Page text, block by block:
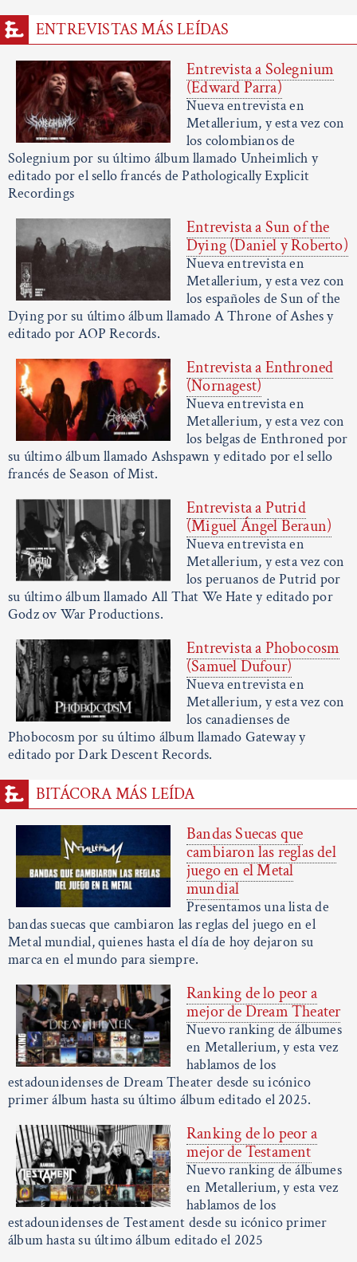
ENTREVISTAS MÁS LEÍDAS
Entrevista a Solegnium
(Edward Parra)
Nueva entrevista en
Metallerium, y esta vez con
los colombianos de
Solegnium por su último álbum llamado Unheimlich y
editado por el sello francés de Pathologically Explicit
Recordings
Entrevista a Sun of the
Dying (Daniel y Roberto)
Nueva entrevista en
Metallerium, y esta vez con
los españoles de Sun of the
Dying por su último álbum llamado A Throne of Ashes y
editado por AOP Records.
Entrevista a Enthroned
(Nornagest)
Nueva entrevista en
Metallerium, y esta vez con
los belgas de Enthroned por
su último álbum llamado Ashspawn y editado por el sello
francés de Season of Mist.
Entrevista a Putrid
(Miguel Ángel Beraun)
Nueva entrevista en
Metallerium, y esta vez con
los peruanos de Putrid por
su último álbum llamado All That We Hate y editado por
Godz ov War Productions.
Entrevista a Phobocosm
(Samuel Dufour)
Nueva entrevista en
Metallerium, y esta vez con
los canadienses de
Phobocosm por su último álbum llamado Gateway y
editado por Dark Descent Records.
BITÁCORA MÁS LEÍDA
Bandas Suecas que
cambiaron las reglas del
juego en el Metal
mundial
Presentamos una lista de
bandas suecas que cambiaron las reglas del juego en el
Metal mundial, quienes hasta el día de hoy dejaron su
marca en el mundo para siempre.
Ranking de lo peor a
mejor de Dream Theater
Nuevo ranking de álbumes
en Metallerium, y esta vez
hablamos de los
estadounidenses de Dream Theater desde su icónico
primer álbum hasta su último álbum editado el 2025.
Ranking de lo peor a
mejor de Testament
Nuevo ranking de álbumes
en Metallerium, y esta vez
hablamos de los
estadounidenses de Testament desde su icónico primer
álbum hasta su último álbum editado el 2025